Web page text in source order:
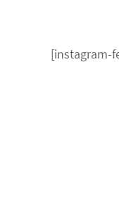
[instagram-